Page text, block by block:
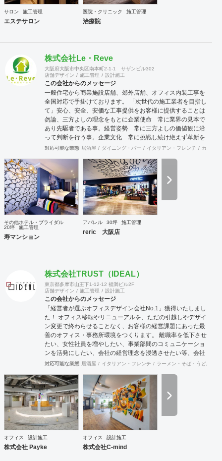
サロン 施工管理
エステサロン
医院・クリニック 施工管理
治療院
株式会社Le・Reve
大阪府大阪市中央区南本町2-1-1 サザンビル302
店舗デザイン
施工管理 設計施工
この会社からのメッセージ
一般住宅から商業施設店舗、郊外店舗、オフィス内装工事を
全国対応で手掛けております。 「次世代の施工業者を目指し
て」安心、安全、安価な工事提供をお客様に提供することは
勿論、三方よしの理念をもとに企業使命 常に業界の見本で
あり先駆者である事。経営姿勢 常に三方よしの価値観に沿
って判断を行う事。企業文化 常に挑戦し続け絶えず革新を
行う事。この3大原則を基に常にLe・Reveに関わる皆様全て
す。 安価であること基本的に下請け会社として多くの下請け
仕事を請けていますので、価格競争力には自信を持っていま
す。しかし安価な会社は探せば他にもいらっしゃるでしょう
し、安く施工したにも関わらす直ぐに施工部分が劣化したり
トラブルが多くコストがかかっていては意味がありません。
弊社は安価である事は勿論、施工後のアフターフォローもき
っちりと対応させていただき本当の意味での安価と言ってい
ただけるよう長期的なお客様との関係を築ける対応を心掛け
ております。また、東京のお客様に対しても定期的に本部に
対応可能な業態 居酒屋 ダイニング・バー イタリアン・フレンチ カフェ
その他ホテル・ブライダル
20坪
施工管理
寿マンション
アパレル 30坪 施工管理
reric 大阪店
株式会社TRUST（IDEAL）
東京都多摩市山王下1-12-12 福満ビル2F
店舗デザイン
施工管理 設計施工
この会社からのメッセージ
「経営者が選ぶオフィスデザイン会社No.1」獲得いたしまし
た！ オフィス移転やリニューアルを、ただの引越しやデザイ
ン変更で終わらせることなく、お客様の経営課題にあった最
善のオフィス・事務所環境をつくります。 離職率を低下させ
たい、女性社員を増やしたい、事業部間のコミュニケーショ
ンを活発にしたい、会社の経営理念を浸透させたい等、会社
の規模やフェーズによって様々な課題をかかえています。ど
今後どのような事業戦略を描き、どのような組織になってい
きたいのか。それらを共有することがオフィスデザインのス
タートとなります。 また、オフィスはスタッフにとって一日
の大半を過ごす場所です。機能的かつ快適な空間を作ること
は精神的な安心やモチベーション・作業効率の向上に繋がっ
ていくでしょう。このように、経営面の課題と現場の声をし
案させていただきます。
対応可能な業態 居酒屋 イタリアン・フレンチ ラーメン・そば・うどん
オフィス 設計施工
株式会社 Payke
オフィス 設計施工
株式会社C-mind